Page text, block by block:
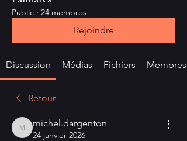
Public · 24 membres
Rejoindre
Discussion Médias Fichiers Membres
Retour
michel.dargenton
michel.dargenton
24 janvier 2026